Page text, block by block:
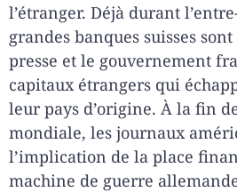
l’étranger. Déjà durant
grandes banques suisses
presse et le gouvernement
capitaux étrangers qui
leur pays d’origine. À la fin
mondiale, les journaux
l’implication de la place
machine de guerre